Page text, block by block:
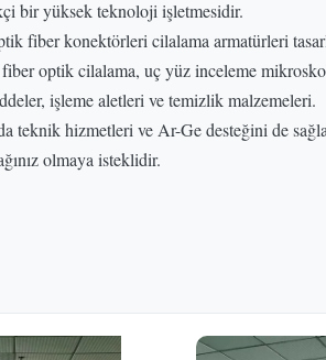
bir yüksek teknoloji işletmesidir.
fiber konektörleri cilalama armatürleri
optik cilalama, uç yüz inceleme
işleme aletleri ve temizlik malzemeleri.
teknik hizmetleri ve Ar-Ge desteğini de
olmaya isteklidir.